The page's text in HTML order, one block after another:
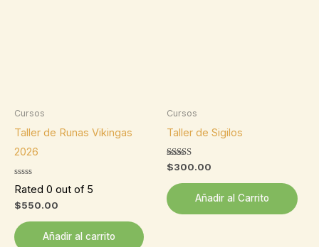
Cursos
Taller de Runas Vikingas
2026
Rated 0 out of 5
$550.00
Añadir al carrito
Cursos
Taller de Sigilos
Valorado
con
5.00
de 5
$300.00
Añadir al Carrito